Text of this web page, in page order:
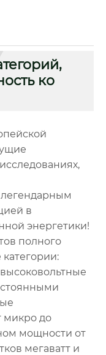
ко
легендарным
в
энергетики!
полного
микро до
мощности от
мегаватт и